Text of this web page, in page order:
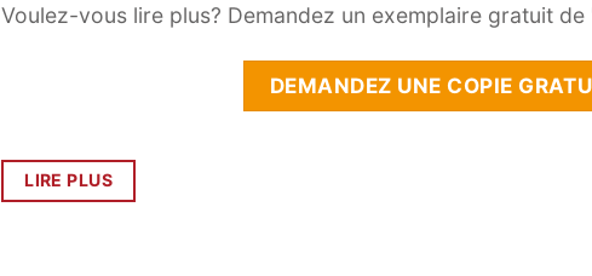
Voulez-vous lire plus? Demandez un exemplaire gratuit
DEMANDEZ UNE COPIE
LIRE PLUS